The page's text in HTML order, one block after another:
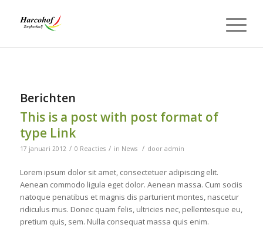
Berichten
This is a post with post format of
type Link
17 januari 2012 / 0 Reacties / in News / door admin
Lorem ipsum dolor sit amet, consectetuer adipiscing elit.
Aenean commodo ligula eget dolor. Aenean massa. Cum sociis
natoque penatibus et magnis dis parturient montes, nascetur
ridiculus mus. Donec quam felis, ultricies nec, pellentesque eu,
pretium quis, sem. Nulla consequat massa quis enim.